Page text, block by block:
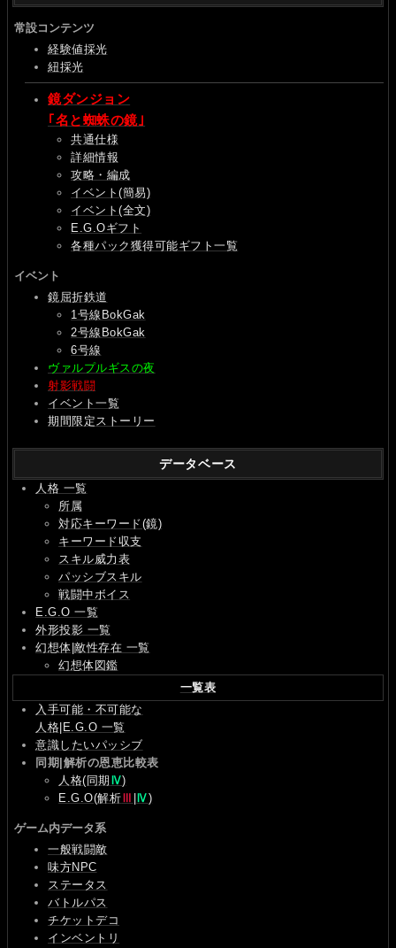
常設コンテンツ
経験値採光
紐採光
鏡ダンジョン
｢名と蜘蛛の鏡｣
共通仕様
詳細情報
攻略・編成
イベント(簡易)
イベント(全文)
E.G.Oギフト
各種パック獲得可能ギフト一覧
イベント
鏡屈折鉄道
1号線BokGak
2号線BokGak
6号線
ヴァルプルギスの夜
射影戦闘
イベント一覧
期間限定ストーリー
データベース
人格 一覧
所属
対応キーワード(鏡)
キーワード収支
スキル威力表
パッシブスキル
戦闘中ボイス
E.G.O 一覧
外形投影 一覧
幻想体|敵性存在 一覧
幻想体図鑑
一覧表
入手可能・不可能な
人格|E.G.O 一覧
意識したいパッシブ
同期|解析の恩恵比較表
人格(同期 Ⅳ)
E.G.O(解析 Ⅲ Ⅳ)
ゲーム内データ系
一般戦闘敵
味方NPC
ステータス
バトルパス
チケットデコ
インベントリ